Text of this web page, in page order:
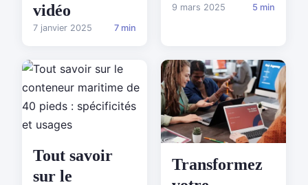
vidéo
7 janvier 2025 7 min
9 mars 2025 5 min
Tout savoir
sur le
Transformez